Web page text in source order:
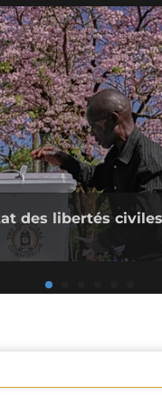
des libertés